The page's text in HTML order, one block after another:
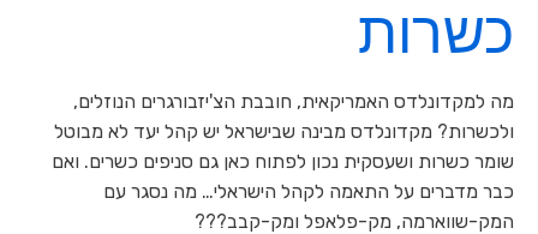
כשרות
מה למקדונלדס האמריקאית, חובבת הצ'יזבורגרים הנוזלים,
ולכשרות? מקדונלדס מבינה שבישראל יש קהל יעד לא מבוטל
שומר כשרות ושעסקית נכון לפתוח כאן גם סניפים כשרים. ואם
כבר מדברים על התאמה לקהל הישראלי… מה נסגר עם
המק-שווארמה, מק-פלאפל ומק-קבב???